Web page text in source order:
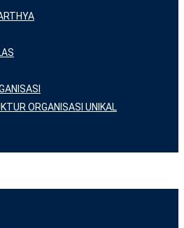
ORGANISASI UNIKAL